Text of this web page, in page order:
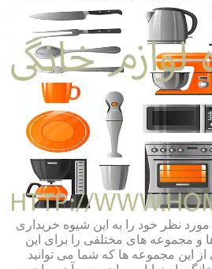
نظر خود را به این شیوه خریداری
و مجموعه های مختلفی را برای این
این مجموعه ها که شما می توانید